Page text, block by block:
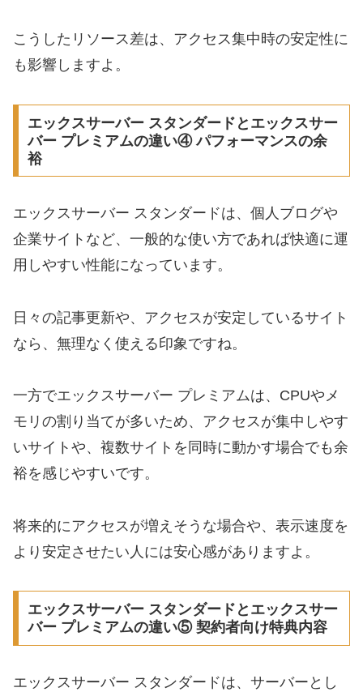
こうしたリソース差は、アクセス集中時の安定性に
も影響しますよ。
エックスサーバー スタンダードとエックスサー
バー プレミアムの違い④ パフォーマンスの余
裕
エックスサーバー スタンダードは、個人ブログや
企業サイトなど、一般的な使い方であれば快適に運
用しやすい性能になっています。
日々の記事更新や、アクセスが安定しているサイト
なら、無理なく使える印象ですね。
一方でエックスサーバー プレミアムは、CPUやメ
モリの割り当てが多いため、アクセスが集中しやす
いサイトや、複数サイトを同時に動かす場合でも余
裕を感じやすいです。
将来的にアクセスが増えそうな場合や、表示速度を
より安定させたい人には安心感がありますよ。
エックスサーバー スタンダードとエックスサー
バー プレミアムの違い⑤ 契約者向け特典内容
エックスサーバー スタンダードは、サーバーとし